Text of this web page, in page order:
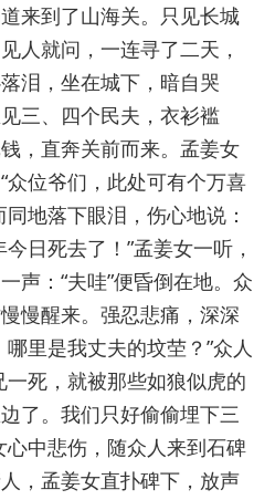
到了山海关。只见长城
人就问，一连寻了二天，
泪，坐在城下，暗自哭
三、四个民夫，衣衫褴
，直奔关前而来。孟姜女
众位爷们，此处可有个万喜
地落下眼泪，伤心地说：
日死去了！”孟姜女一听，
声：“夫哇”便昏倒在地。众
慢醒来。强忍悲痛，深深
里是我丈夫的坟茔？”众人
一死，就被那些如狼似虎的
了。我们只好偷偷埋下三
心中悲伤，随众人来到石碑
，孟姜女直扑碑下，放声